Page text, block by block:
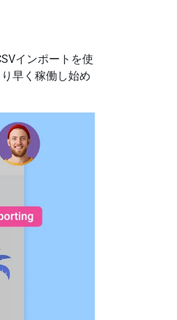
インポートを使
早く稼働し始め